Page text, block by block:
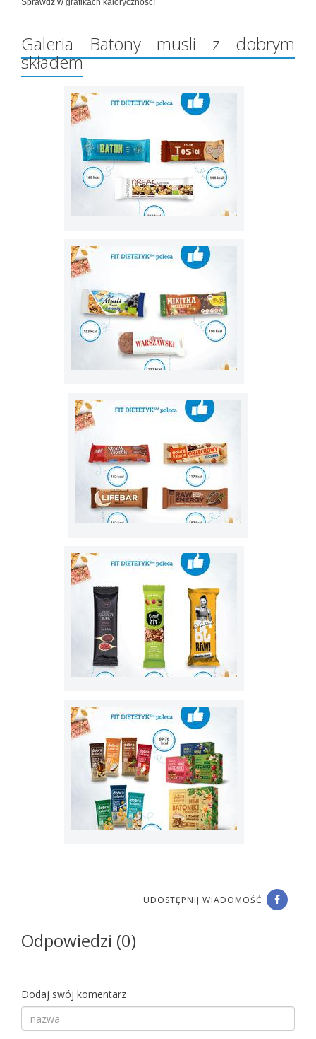
Sprawdź w grafikach kaloryczność!
Galeria Batony musli z dobrym
składem
UDOSTĘPNIJ WIADOMOŚĆ
Odpowiedzi (0)
Dodaj swój komentarz
Twoja